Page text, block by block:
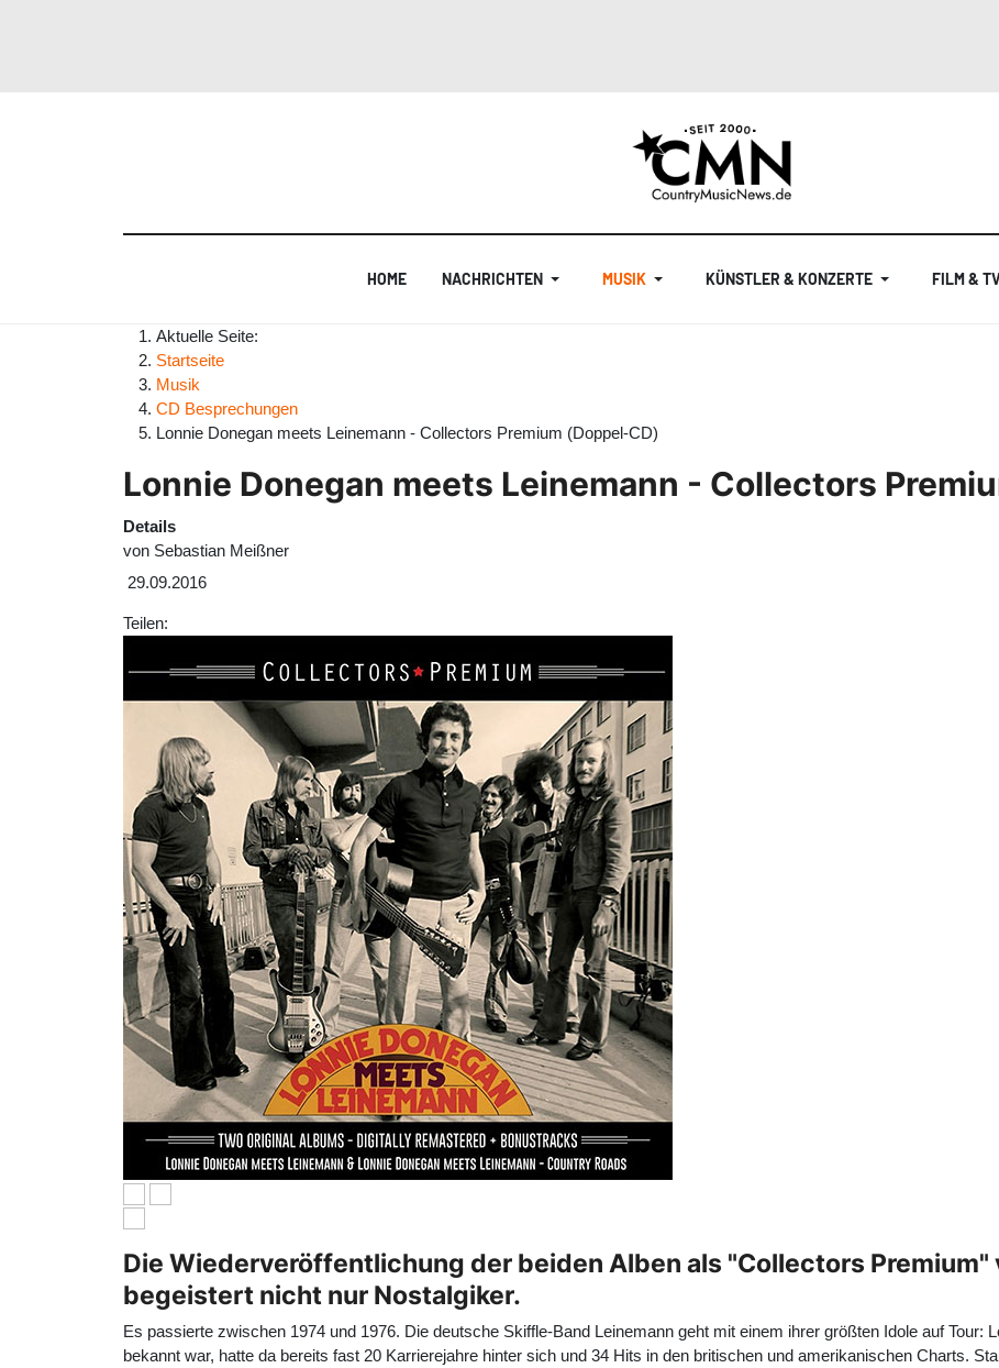
HOME NACHRICHTEN MUSIK KÜNSTLER & KONZERTE FILM &
Aktuelle Seite:
Startseite
Musik
CD Besprechungen
Lonnie Donegan meets Leinemann - Collectors Premium (Doppel-CD)
Lonnie Donegan meets Leinemann - Collectors
Details
von Sebastian Meißner
29.09.2016
Teilen:
Die Wiederveröffentlichung der beiden Alben als "Collectors Premium"
begeistert nicht nur Nostalgiker.
Es passierte zwischen 1974 und 1976. Die deutsche Skiffle-Band Leinemann geht mit einem ihrer größten Idole auf Tour:
bekannt war, hatte da bereits fast 20 Karrierejahre hinter sich und 34 Hits in den britischen und amerikanischen Charts.